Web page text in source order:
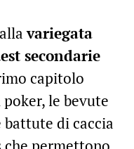
variegata
secondarie
capitolo
le bevute
battute di caccia